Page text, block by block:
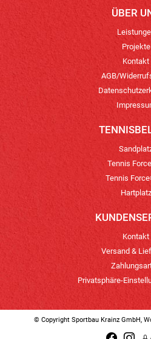
ÜBER
Projekte
Kontakt
AGB/
Tennis
Tennis
Hartplatz
Kontakt
Versand &
Privatsphäre-
© Copyright Sportbau Krainz GmbH,